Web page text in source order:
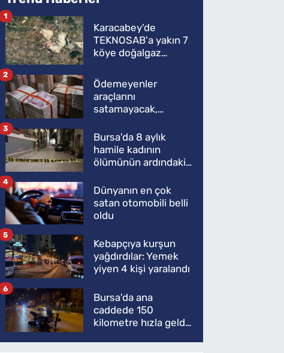
Karacabey'de
TEKNOSAB'a yakın 7
köye doğalgaz
1
Ödemeyenler
araçlarını
satamayacak,
2
Bursa'da 8 aylık
hamile kadının
ölümünün ardındaki
3
Dünyanın en çok
satan otomobili belli
oldu
4
Kebapçıya kurşun
yağdırdılar: Yemek
yiyen 4 kişi yaralandı
5
Bursa'da ana
caddede 150
kilometre hızla geldi,
6